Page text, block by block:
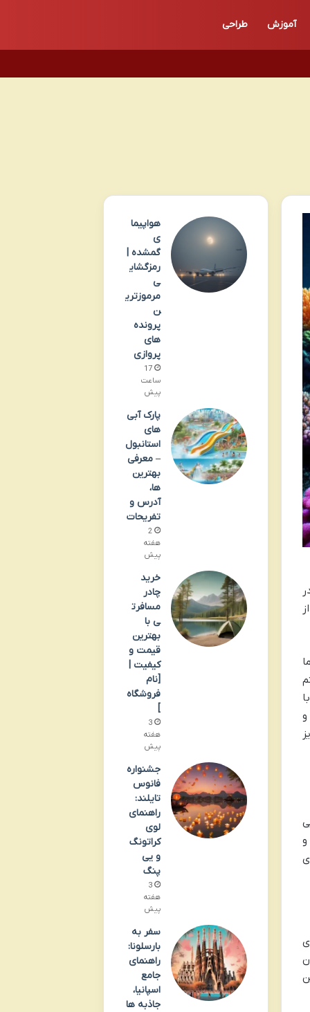
آموزش طراحی
هواپیما
ی
گمشده |
رمزگشای
ی
مرموزتری
ن
پرونده
های
پروازی
17
ساعت
پیش
پارک آبی
های
استانبول
– معرفی
بهترین
ها،
آدرس و
تفریحات
2
هفته
پیش
خرید
چادر
مسافرت
ی با
بهترین
قیمت و
کیفیت |
[نام
فروشگاه
]
3
هفته
پیش
جشنواره
فانوس
تایلند:
راهنمای
لوی
کراتونگ
و یی
پنگ
3
هفته
پیش
سفر به
بارسلونا:
راهنمای
جامع
اسپانیا،
جاذبه ها